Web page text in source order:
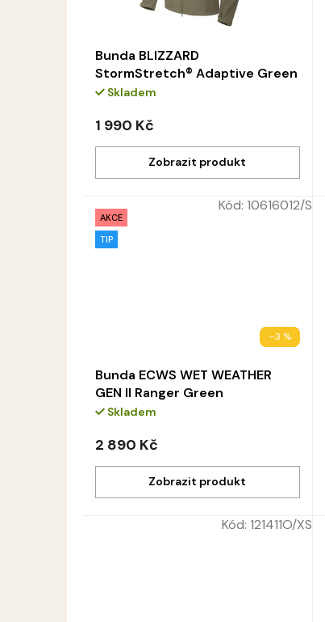
Bunda BLIZZARD
StormStretch® Adaptive Green
Skladem
1 990 Kč
AKCE
TIP
–3 %
Bunda ECWS WET WEATHER
GEN II Ranger Green
Skladem
2 890 Kč
Kód: 10616012/S
Kód: 121411O/XS